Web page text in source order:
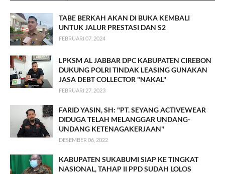
TABE BERKAH AKAN DI BUKA KEMBALI
UNTUK JALUR PRESTASI DAN S2
FEBRUARI 07, 2024
LPKSM AL JABBAR DPC KABUPATEN CIREBON
DUKUNG POLRI TINDAK LEASING GUNAKAN
JASA DEBT COLLECTOR "NAKAL"
FEBRUARI 27, 2023
FARID YASIN, SH: "PT. SEYANG ACTIVEWEAR
DIDUGA TELAH MELANGGAR UNDANG-
UNDANG KETENAGAKERJAAN"
DESEMBER 06, 2022
KABUPATEN SUKABUMI SIAP KE TINGKAT
NASIONAL, TAHAP II PPD SUDAH LOLOS